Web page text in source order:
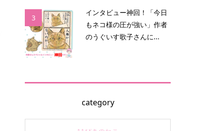
3
インタビュー神回！「今日
もネコ様の圧が強い」作者
のうぐいす歌子さんに...
category